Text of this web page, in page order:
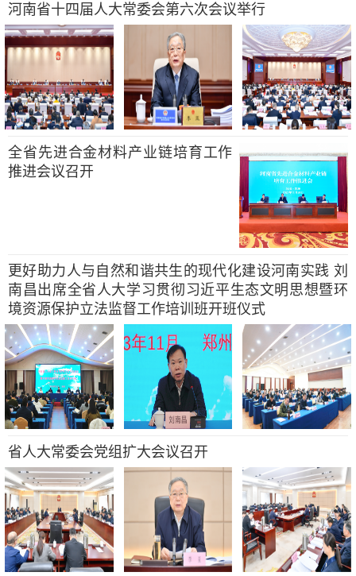
河南省十四届人大常委会第六次会议举行
全省先进合金材料产业链培育工作
推进会议召开
更好助力人与自然和谐共生的现代化建设河南实践 刘
南昌出席全省人大学习贯彻习近平生态文明思想暨环
境资源保护立法监督工作培训班开班仪式
省人大常委会党组扩大会议召开